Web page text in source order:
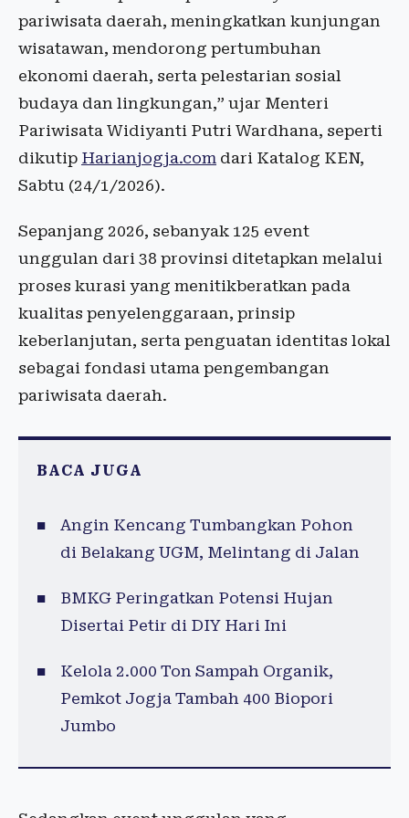
pariwisata daerah, meningkatkan kunjungan
wisatawan, mendorong pertumbuhan
ekonomi daerah, serta pelestarian sosial
budaya dan lingkungan,” ujar Menteri
Pariwisata Widiyanti Putri Wardhana, seperti
dikutip Harianjogja.com dari Katalog KEN,
Sabtu (24/1/2026).
Sepanjang 2026, sebanyak 125 event
unggulan dari 38 provinsi ditetapkan melalui
proses kurasi yang menitikberatkan pada
kualitas penyelenggaraan, prinsip
keberlanjutan, serta penguatan identitas lokal
sebagai fondasi utama pengembangan
pariwisata daerah.
BACA JUGA
Angin Kencang Tumbangkan Pohon
di Belakang UGM, Melintang di Jalan
BMKG Peringatkan Potensi Hujan
Disertai Petir di DIY Hari Ini
Kelola 2.000 Ton Sampah Organik,
Pemkot Jogja Tambah 400 Biopori
Jumbo